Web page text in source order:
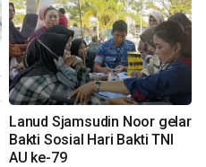
Lanud Sjamsudin Noor gelar
Bakti Sosial Hari Bakti TNI
AU ke-79